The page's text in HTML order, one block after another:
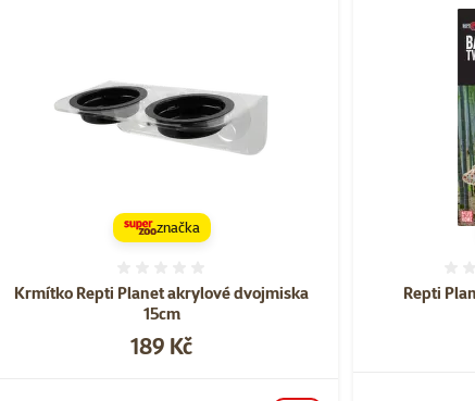
Krmítko Repti Planet akrylové dvojmiska
15cm
Cena
189 Kč
značka
Repti